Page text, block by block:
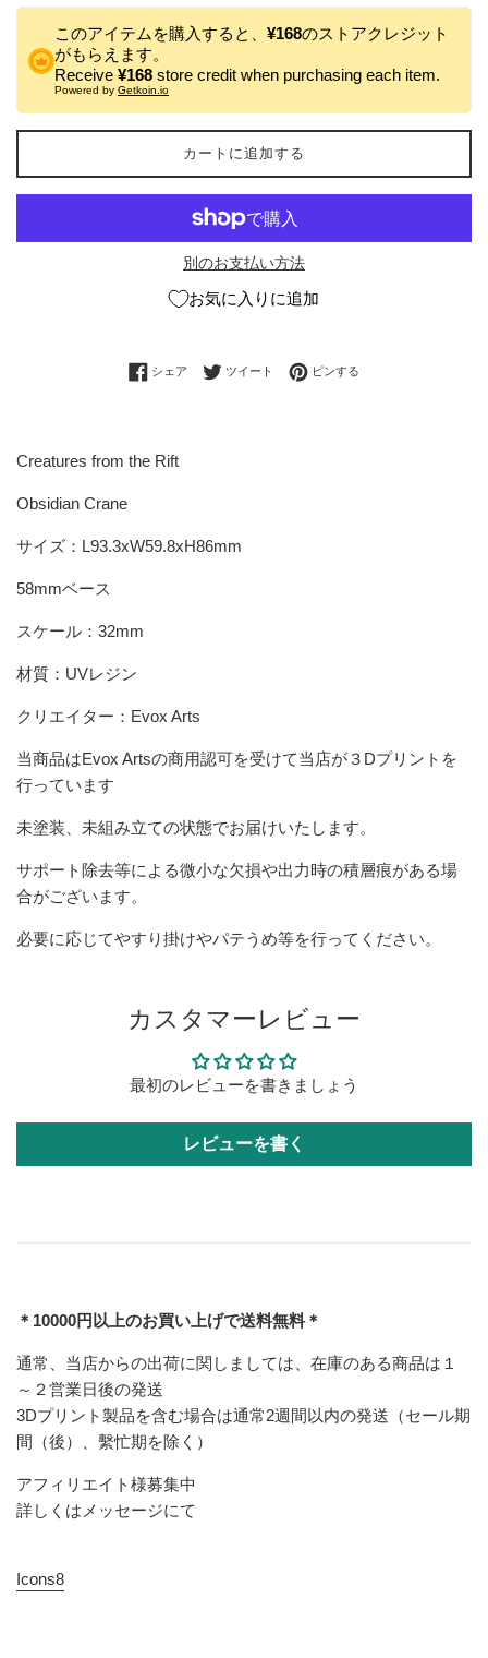
このアイテムを購入すると、 ¥168のストアクレジット
がもらえます。
Receive ¥168 store credit when purchasing each item.
Powered by Getkoin.io
カートに追加する
別のお支払い方法
お気に入りに追加
シェア Facebookでシェアする
ツイート Twitterに投稿する
ピンする
Creatures from the Rift
Obsidian Crane
サイズ：L93.3xW59.8xH86mm
58mmベース
スケール：32mm
材質：UVレジン
クリエイター：Evox Arts
当商品はEvox Artsの商用認可を受けて当店が３Dプリントを
行っています
未塗装、未組み立ての状態でお届けいたします。
サポート除去等による微小な欠損や出力時の積層痕がある場
合がございます。
必要に応じてやすり掛けやパテうめ等を行ってください。
カスタマーレビュー
最初のレビューを書きましょう
レビューを書く
＊10000円以上のお買い上げで送料無料＊
通常、当店からの出荷に関しましては、在庫のある商品は１
～２営業日後の発送
3Dプリント製品を含む場合は通常2週間以内の発送（セール期
間（後）、繫忙期を除く）
アフィリエイト様募集中
詳しくはメッセージにて
Icons8